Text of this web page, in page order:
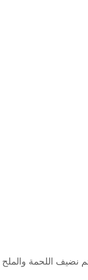
نضيف اللحمة والملح